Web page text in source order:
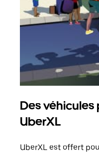
Des véhicules
UberXL
UberXL est offert